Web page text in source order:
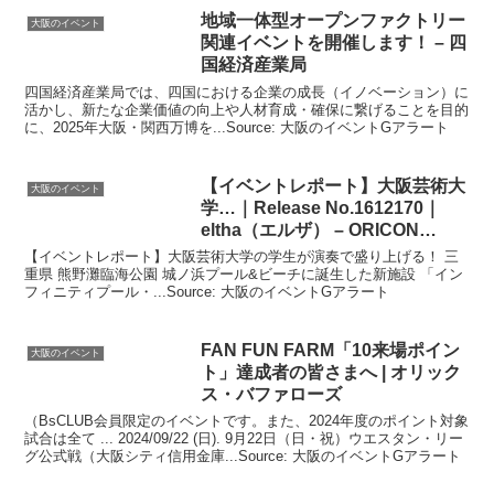
大阪のイベント
地域一体型オープンファクトリー
関連イベント を開催します！ – 四
国経済産業局
四国経済産業局では、四国における企業の成長（イノベーション）に
活かし、新たな企業価値の向上や人材育成・確保に繋げることを目的
に、2025年大阪・関西万博を...Source: 大阪のイベントGアラート
大阪のイベント 【イベント レポート】 大阪芸術大
学…｜Release No.1612170｜
eltha（エルザ） – ORICON
NEWS
【イベントレポート】大阪芸術大学の学生が演奏で盛り上げる！ 三
重県 熊野灘臨海公園 城ノ浜プール&ビーチに誕生した新施設 「イン
フィニティプール・...Source: 大阪のイベントGアラート
大阪のイベント
FAN FUN FARM「10来場ポイン
ト」達成者の皆さまへ | オリック
ス・バファローズ
（BsCLUB会員限定のイベントです。また、2024年度のポイント対象
試合は全て ... 2024/09/22 (日). 9月22日（日・祝）ウエスタン・リー
グ公式戦（大阪シティ信用金庫...Source: 大阪のイベントGアラート